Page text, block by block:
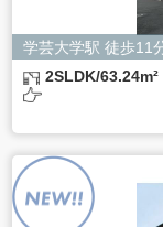
電話 03-3794-
お問合せメー
受付時間：平
よるものです。
ただし、必要
きない場合があ
学芸大学駅 徒歩11
2SLDK/63.24m²